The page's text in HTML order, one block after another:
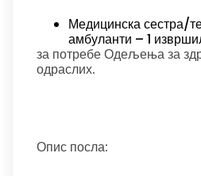
Медицинска сестра/
амбуланти – 1
за потребе Одељења за
одраслих.
Опис посла: